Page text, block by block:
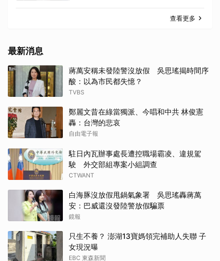
查看更多
最新消息
蔣萬安稱未發陸警沒放假 吳思瑤揭時間序
酸：以為市民都失憶？
TVBS
鄭麗文昔在綠當獨派、今唱和中共 林俊憲
轟：台灣的悲哀
自由電子報
駐日內瓦辦事處長遭控職場霸凌、違規駕
駛 外交部組專案小組調查
CTWANT
白海豚沒放假甩鍋氣象署 吳思瑤轟蔣萬
安：巴威還沒發陸警放假騙票
鏡報
只生不養？ 澎湖13寶媽領完補助人失聯 子
女現況曝
EBC 東森新聞